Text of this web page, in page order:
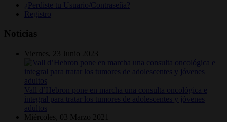
¿Perdiste tu Usuario/Contraseña?
Registro
Noticias
Viernes, 23 Junio 2023
Vall d’Hebron pone en marcha una consulta oncológica e
integral para tratar los tumores de adolescentes y jóvenes
adultos
Miércoles, 03 Marzo 2021